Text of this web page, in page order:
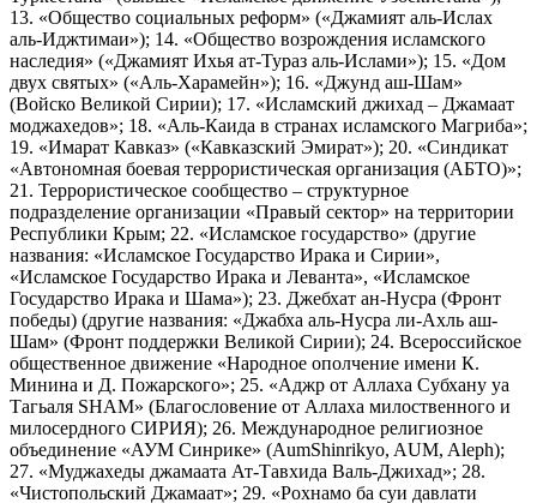
13. «Общество социальных реформ» («Джамият аль-Ислах
аль-Иджтимаи»); 14. «Общество возрождения исламского
наследия» («Джамият Ихья ат-Тураз аль-Ислами»); 15. «Дом
двух святых» («Аль-Харамейн»); 16. «Джунд аш-Шам»
(Войско Великой Сирии); 17. «Исламский джихад – Джамаат
моджахедов»; 18. «Аль-Каида в странах исламского Магриба»;
19. «Имарат Кавказ» («Кавказский Эмират»); 20. «Синдикат
«Автономная боевая террористическая организация (АБТО)»;
21. Террористическое сообщество – структурное
подразделение организации «Правый сектор» на территории
Республики Крым; 22. «Исламское государство» (другие
названия: «Исламское Государство Ирака и Сирии»,
«Исламское Государство Ирака и Леванта», «Исламское
Государство Ирака и Шама»); 23. Джебхат ан-Нусра (Фронт
победы) (другие названия: «Джабха аль-Нусра ли-Ахль аш-
Шам» (Фронт поддержки Великой Сирии); 24. Всероссийское
общественное движение «Народное ополчение имени К.
Минина и Д. Пожарского»; 25. «Аджр от Аллаха Субхану уа
Тагьаля SHAM» (Благословение от Аллаха милоственного и
милосердного СИРИЯ); 26. Международное религиозное
объединение «АУМ Синрике» (AumShinrikyo, AUM, Aleph);
27. «Муджахеды джамаата Ат-Тавхида Валь-Джихад»; 28.
«Чистопольский Джамаат»; 29. «Рохнамо ба суи давлати